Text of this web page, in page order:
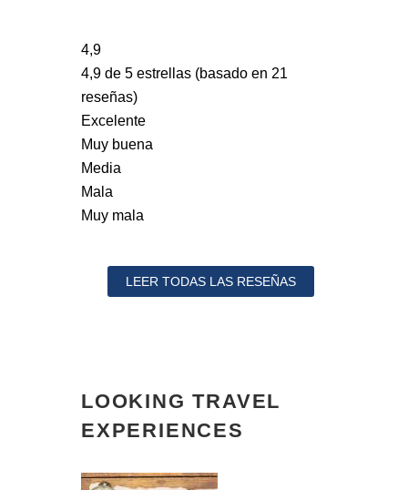
4,9
4,9 de 5 estrellas (basado en 21
reseñas)
Excelente
Muy buena
Media
Mala
Muy mala
LEER TODAS LAS RESEÑAS
LOOKING TRAVEL
EXPERIENCES